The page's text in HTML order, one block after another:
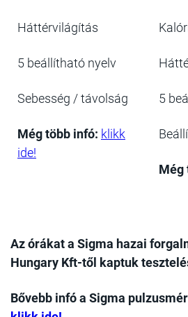
Háttérvilágítás
5 beállítható nyelv
Sebesség / távolság
Még több infó: klikk
ide!
5
Még
Az órákat a Sigma hazai
Hungary Kft-től kaptuk
Bővebb infó a Sigma